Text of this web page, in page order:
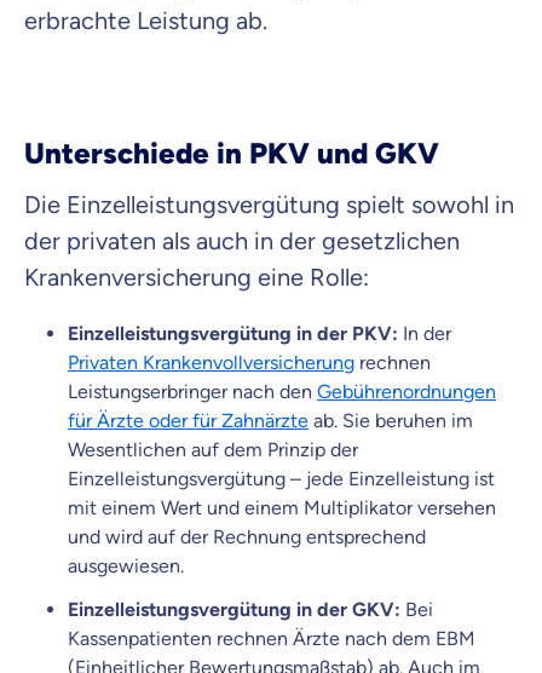
erbrachte Leistung ab.
Unterschiede in PKV und GKV
Die Einzelleistungsvergütung spielt sowohl in
der privaten als auch in der gesetzlichen
Krankenversicherung eine Rolle:
Einzelleistungsvergütung in der PKV: In der
Privaten Krankenvollversicherung rechnen
Leistungserbringer nach den Gebührenordnungen
für Ärzte oder für Zahnärzte ab. Sie beruhen im
Wesentlichen auf dem Prinzip der
Einzelleistungsvergütung – jede Einzelleistung ist
mit einem Wert und einem Multiplikator versehen
und wird auf der Rechnung entsprechend
ausgewiesen.
Einzelleistungsvergütung in der GKV: Bei
Kassenpatienten rechnen Ärzte nach dem EBM
(Einheitlicher Bewertungsmaßstab) ab. Auch im